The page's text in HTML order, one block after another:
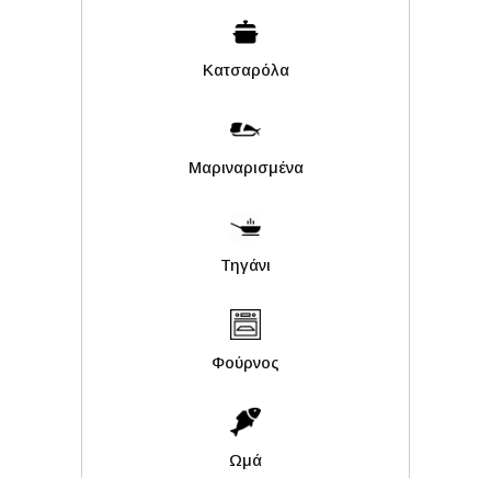
Κατσαρόλα
Μαριναρισμένα
Τηγάνι
Φούρνος
Ωμά